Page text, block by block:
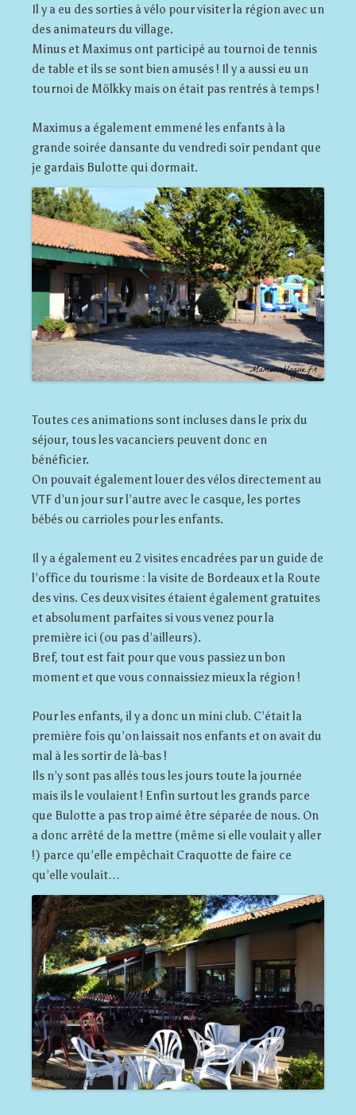
Il y a eu des sorties à vélo pour visiter la région avec un
des animateurs du village.
Minus et Maximus ont participé au tournoi de tennis
de table et ils se sont bien amusés ! Il y a aussi eu un
tournoi de Mölkky mais on était pas rentrés à temps !
Maximus a également emmené les enfants à la
grande soirée dansante du vendredi soir pendant que
je gardais Bulotte qui dormait.
Toutes ces animations sont incluses dans le prix du
séjour, tous les vacanciers peuvent donc en
bénéficier.
On pouvait également louer des vélos directement au
VTF d’un jour sur l’autre avec le casque, les portes
bébés ou carrioles pour les enfants.
Il y a également eu 2 visites encadrées par un guide de
l’office du tourisme : la visite de Bordeaux et la Route
des vins. Ces deux visites étaient également gratuites
et absolument parfaites si vous venez pour la
première ici (ou pas d’ailleurs).
Bref, tout est fait pour que vous passiez un bon
moment et que vous connaissiez mieux la région !
Pour les enfants, il y a donc un mini club. C’était la
première fois qu’on laissait nos enfants et on avait du
mal à les sortir de là-bas !
Ils n’y sont pas allés tous les jours toute la journée
mais ils le voulaient ! Enfin surtout les grands parce
que Bulotte a pas trop aimé être séparée de nous. On
a donc arrêté de la mettre (même si elle voulait y aller
!) parce qu’elle empêchait Craquotte de faire ce
qu’elle voulait…